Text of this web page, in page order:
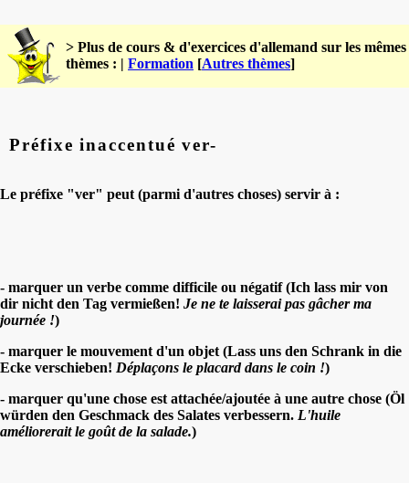
> Plus de cours & d'exercices d'allemand sur les mêmes
thèmes : | Formation [Autres thèmes]
Préfixe inaccentué ver-
Le préfixe "ver" peut (parmi d'autres choses) servir à :
- marquer un verbe comme difficile ou négatif (Ich lass mir von
dir nicht den Tag vermießen! Je ne te laisserai pas gâcher ma
journée !)
- marquer le mouvement d'un objet (Lass uns den Schrank in die
Ecke verschieben! Déplaçons le placard dans le coin !)
- marquer qu'une chose est attachée/ajoutée à une autre chose (Öl
würden den Geschmack des Salates verbessern. L'huile
améliorerait le goût de la salade.)